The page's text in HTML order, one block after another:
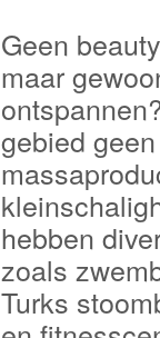
Geen
maar
gebied geen
hebben
zoals
Turks